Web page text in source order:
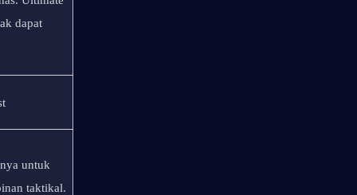
dapat
untuk
taktikal.